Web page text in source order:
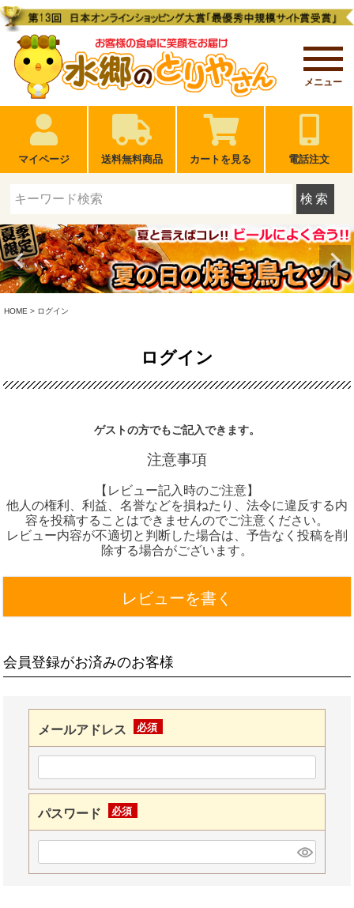
メニュー
マイページ 送料無料商品 カートを見る 電話注文
検索
HOME ログイン
ログイン
ゲストの方でもご記入できます。
注意事項
【レビュー記入時のご注意】
他人の権利、利益、名誉などを損ねたり、法令に違反する内
容を投稿することはできませんのでご注意ください。
レビュー内容が不適切と判断した場合は、予告なく投稿を削
除する場合がございます。
レビューを書く
会員登録がお済みのお客様
メールアドレス
須)
パスワード
須)